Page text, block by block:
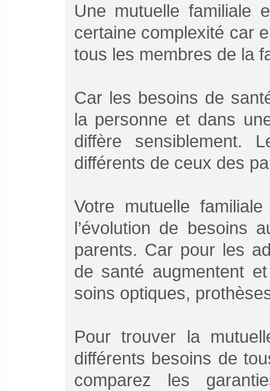
Une mutuelle familiale
certaine complexité car
tous les membres de la
Car les besoins de
la personne et dans
diffère sensiblement.
différents de ceux des
Votre mutuelle
l’évolution de besoins
parents. Car pour les
de santé augmentent
soins optiques,
Pour trouver la
différents besoins de
comparez les